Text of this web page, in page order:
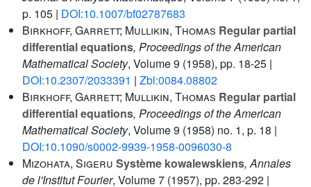
p. 105 | DOI:10.1007/bf02787683
Birkhoff, Garrett; Mullikin, Thomas Regular partial
differential equations, Proceedings of the American
Mathematical Society, Volume 9 (1958), pp. 18-25 |
DOI:10.2307/2033391 | Zbl:0084.08802
Birkhoff, Garrett; Mullikin, Thomas Regular partial
differential equations, Proceedings of the American
Mathematical Society, Volume 9 (1958) no. 1, p. 18 |
DOI:10.1090/s0002-9939-1958-0096030-8
Mizohata, Sigeru Système kowalewskiens, Annales
de l'Institut Fourier, Volume 7 (1957), pp. 283-292 |